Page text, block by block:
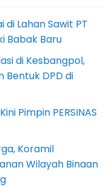
di Lahan Sawit PT
Babak Baru
di Kesbangpol,
Bentuk DPD di
Pimpin PERSINAS
Koramil
Wilayah Binaan